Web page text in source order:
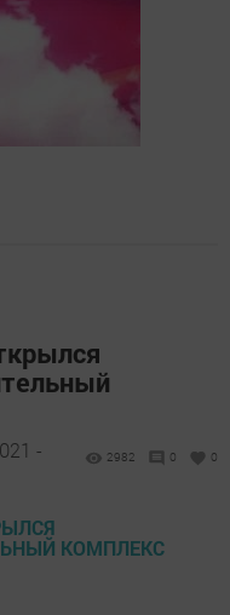
-
2982 0 0